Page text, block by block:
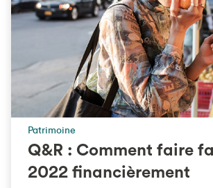
Patrimoine
Q&R : Comment faire
2022 financièrement